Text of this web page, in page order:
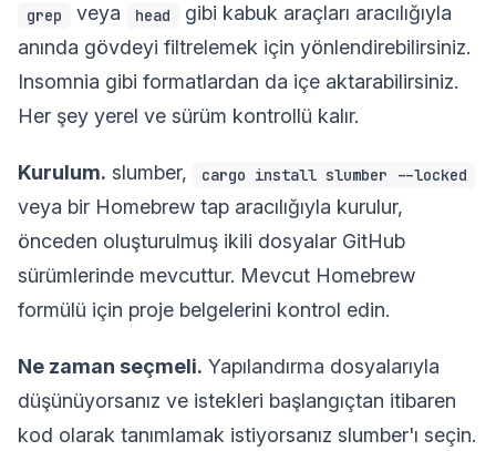
grep veya head
gibi kabuk araçları aracılığıyla
anında gövdeyi filtrelemek için yönlendirebilirsiniz.
Insomnia gibi formatlardan da içe aktarabilirsiniz.
Her şey yerel ve sürüm kontrollü kalır.
Kurulum. slumber, cargo install slumber --locked
veya bir Homebrew tap aracılığıyla kurulur,
önceden oluşturulmuş ikili dosyalar GitHub
sürümlerinde mevcuttur. Mevcut Homebrew
formülü için proje belgelerini kontrol edin.
Ne zaman seçmeli. Yapılandırma dosyalarıyla
düşünüyorsanız ve istekleri başlangıçtan itibaren
kod olarak tanımlamak istiyorsanız slumber'ı seçin.